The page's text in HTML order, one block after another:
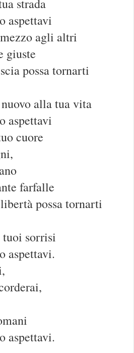
strada
aspettavi
agli altri
giuste
possa tornarti
alla tua vita
aspettavi
cuore
farfalle
possa tornarti
tuoi sorrisi
aspettavi.
aspettavi.